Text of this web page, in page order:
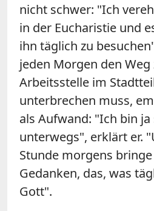
nicht schwer: "Ich
in der Eucharistie und
ihn täglich zu
jeden Morgen den Weg
Arbeitsstelle im
unterbrechen muss,
als Aufwand: "Ich bin ja
unterwegs", erklärt er.
Stunde morgens
Gedanken, das, was
Gott".